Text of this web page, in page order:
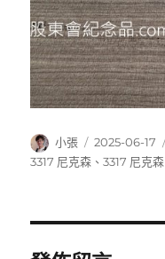
作
者
小張
發
佈
2025-06-17
3317 尼克森 、3317 尼克